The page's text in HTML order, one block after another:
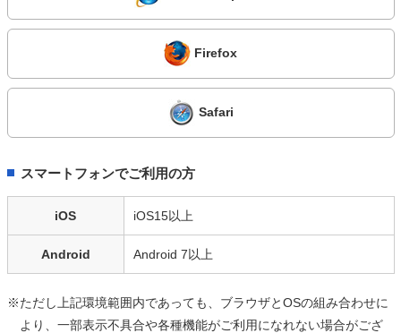
Firefox
Safari
スマートフォンでご利用の方
iOS iOS15以上
Android Android 7以上
※ただし上記環境範囲内であっても、ブラウザとOSの組み合わせに
より、一部表示不具合や各種機能がご利用になれない場合がござ